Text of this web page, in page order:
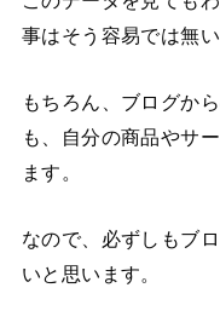
事はそう容易では無
もちろん、ブログか
も、自分の商品やサ
ます。
なので、必ずしもブ
いと思います。